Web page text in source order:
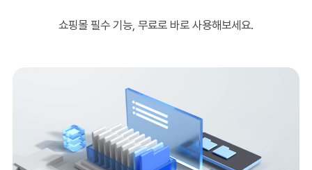
쇼핑몰 필수 기능, 무료로 바로 사용해보세요.